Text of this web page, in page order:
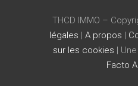
THCD IMMO –
légales | A propos |
sur les cookies |
Facto